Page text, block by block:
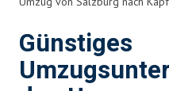
Günstiges